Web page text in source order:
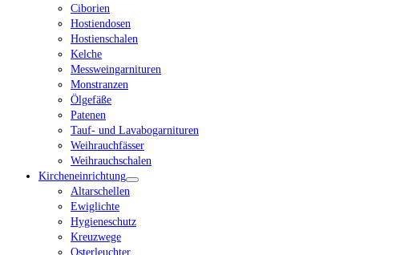
Ciborien
Hostiendosen
Hostienschalen
Kelche
Messweingarnituren
Monstranzen
Ölgefäße
Patenen
Tauf- und Lavabogarnituren
Weihrauchfässer
Weihrauchschalen
Kircheneinrichtung
Altarschellen
Ewiglichte
Hygieneschutz
Kreuzwege
Osterleuchter